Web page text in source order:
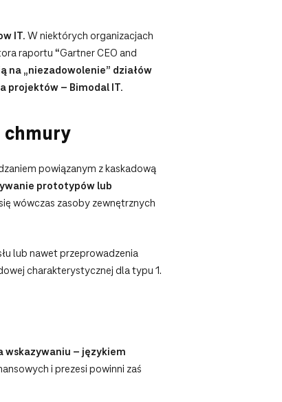
IT. W niektórych organizacjach
raportu “Gartner CEO and
na „niezadowolenie” działów
projektów – Bimodal IT.
chmury
powiązanym z kaskadową
prototypów lub
wówczas zasoby zewnętrznych
lub nawet przeprowadzenia
charakterystycznej dla typu 1.
wskazywaniu – językiem
i prezesi powinni zaś